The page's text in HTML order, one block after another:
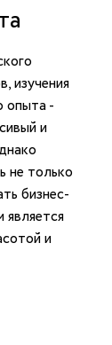
изучения
опыта -
и
не только
бизнес-
является
и